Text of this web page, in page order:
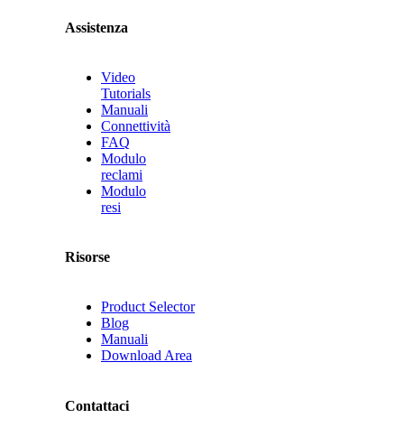
Assistenza
Video
Tutorials
Manuali
Connettività
FAQ
Modulo
reclami
Modulo
resi
Risorse
Product Selector
Blog
Manuali
Download Area
Contattaci